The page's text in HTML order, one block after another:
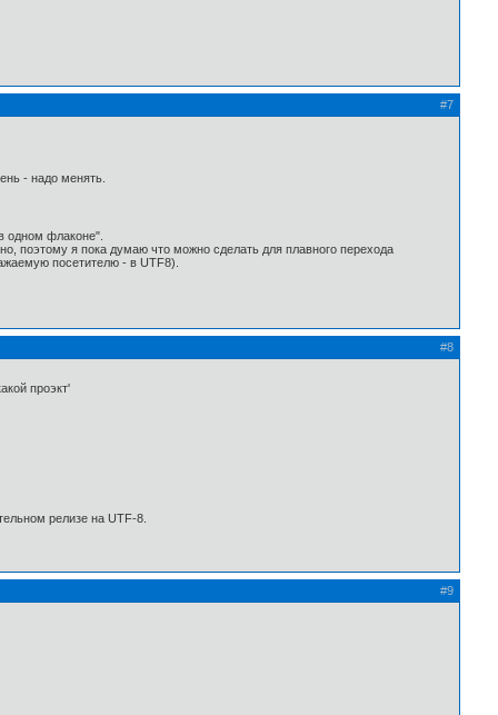
#7
- надо менять.
одном флаконе".
поэтому я пока думаю что можно сделать для плавного перехода
посетителю - в UTF8).
#8
проэкт'
релизе на UTF-8.
#9